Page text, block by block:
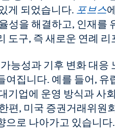
게 되었습니다. 포브스
성을 해결하고, 인재를
도구, 즉 새로운 연례
능성과 기후 변화 대
여집니다. 예를 들어,
기업에 운영 방식과 사
편, 미국 증권거래위원
으로 나아가고 있습니다.